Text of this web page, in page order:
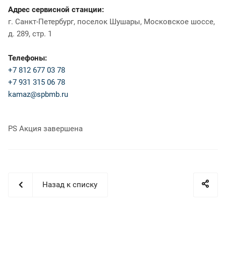
Адрес сервисной станции:
г. Санкт-Петербург, поселок Шушары, Московское шоссе,
д. 289, стр. 1
Телефоны:
+7 812 677 03 78
+7 931 315 06 78
kamaz@spbmb.ru
PS Акция завершена
Назад к списку